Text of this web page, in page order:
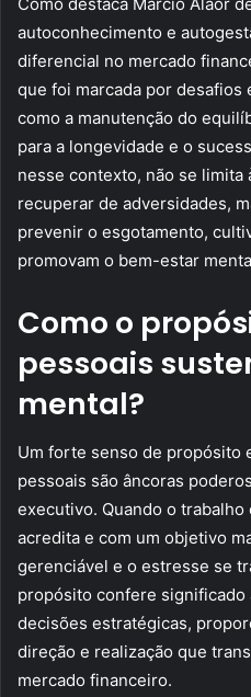
autoconhecimento e
diferencial no mercado
que foi marcada por desafios
como a manutenção do
para a longevidade e o
nesse contexto, não se limita
recuperar de adversidades,
prevenir o esgotamento,
promovam o bem-estar
Como o
pessoais
mental?
Um forte senso de propósito
pessoais são âncoras
executivo. Quando o
acredita e com um objetivo
gerenciável e o estresse se
propósito confere significado
decisões estratégicas,
direção e realização que
mercado financeiro.